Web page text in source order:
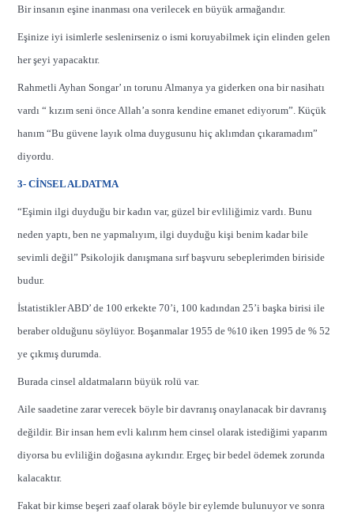
Bir insanın eşine inanması ona verilecek en büyük armağandır.
Eşinize iyi isimlerle seslenirseniz o ismi koruyabilmek için elinden gelen
her şeyi yapacaktır.
Rahmetli Ayhan Songar’ ın torunu Almanya ya giderken ona bir nasihatı
vardı “ kızım seni önce Allah’a sonra kendine emanet ediyorum”. Küçük
hanım “Bu güvene layık olma duygusunu hiç aklımdan çıkaramadım”
diyordu.
3- CİNSEL ALDATMA
“Eşimin ilgi duyduğu bir kadın var, güzel bir evliliğimiz vardı. Bunu
neden yaptı, ben ne yapmalıyım, ilgi duyduğu kişi benim kadar bile
sevimli değil” Psikolojik danışmana sırf başvuru sebeplerimden biriside
budur.
İstatistikler ABD’ de 100 erkekte 70’i, 100 kadından 25’i başka birisi ile
beraber olduğunu söylüyor. Boşanmalar 1955 de %10 iken 1995 de % 52
ye çıkmış durumda.
Burada cinsel aldatmaların büyük rolü var.
Aile saadetine zarar verecek böyle bir davranış onaylanacak bir davranış
değildir. Bir insan hem evli kalırım hem cinsel olarak istediğimi yaparım
diyorsa bu evliliğin doğasına aykırıdır. Ergeç bir bedel ödemek zorunda
kalacaktır.
Fakat bir kimse beşeri zaaf olarak böyle bir eylemde bulunuyor ve sonra